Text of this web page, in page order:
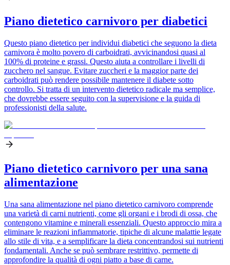
Piano dietetico carnivoro per diabetici
Questo piano dietetico per individui diabetici che seguono la dieta
carnivora è molto povero di carboidrati, avvicinandosi quasi al
100% di proteine e grassi. Questo aiuta a controllare i livelli di
zucchero nel sangue. Evitare zuccheri e la maggior parte dei
carboidrati può rendere possibile mantenere il diabete sotto
controllo. Si tratta di un intervento dietetico radicale ma semplice,
che dovrebbe essere seguito con la supervisione e la guida di
professionisti della salute.
Piano dietetico carnivoro per una sana
alimentazione
Una sana alimentazione nel piano dietetico carnivoro comprende
una varietà di carni nutrienti, come gli organi e i brodi di ossa, che
contengono vitamine e minerali essenziali. Questo approccio mira a
eliminare le reazioni infiammatorie, tipiche di alcune malattie legate
allo stile di vita, e a semplificare la dieta concentrandosi sui nutrienti
fondamentali. Anche se può sembrare restrittivo, permette di
approfondire la qualità di ogni piatto a base di carne.